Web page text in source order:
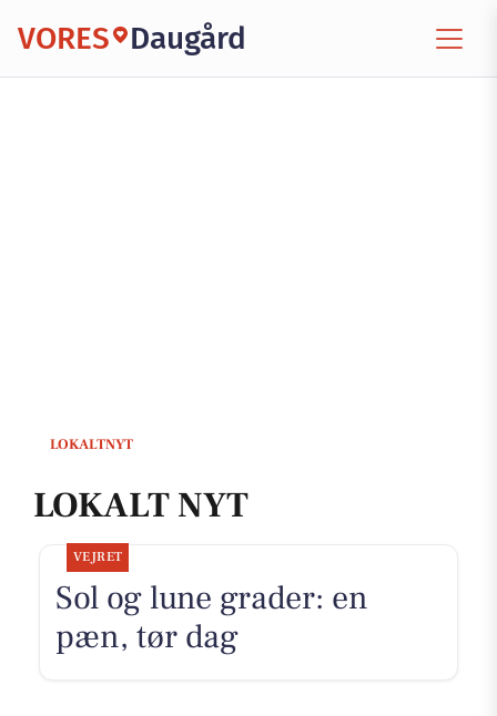
VORES Daugård
LOKALTNYT
LOKALT NYT
VEJRET
Sol og lune grader: en
pæn, tør dag